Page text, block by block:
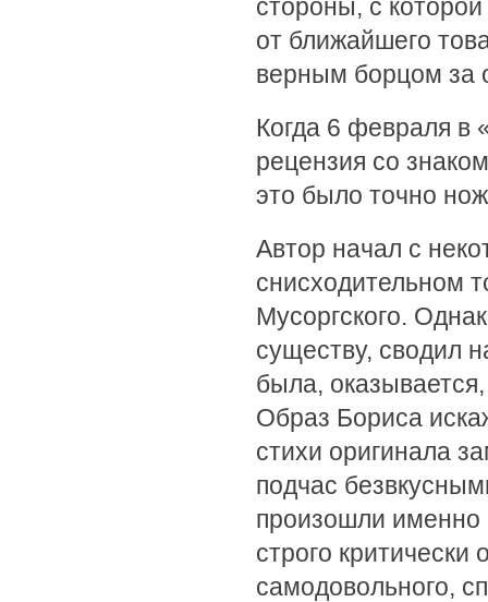
стороны, с
от ближайшего
верным борцом за
Когда 6 февраля в
рецензия со
это было точно
Автор начал с
снисходительном
Мусоргского.
существу, сводил
была,
Образ Бориса
стихи оригинала
подчас
произошли именно
строго критически
самодовольного,